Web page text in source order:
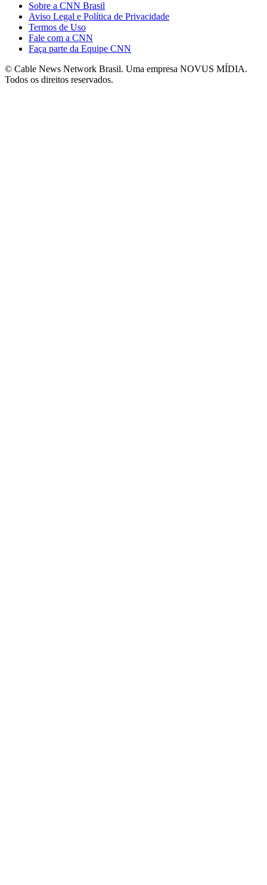
Sobre a CNN Brasil
Aviso Legal e Política de Privacidade
Termos de Uso
Fale com a CNN
Faça parte da Equipe CNN
© Cable News Network Brasil. Uma empresa NOVUS MÍDIA.
Todos os direitos reservados.